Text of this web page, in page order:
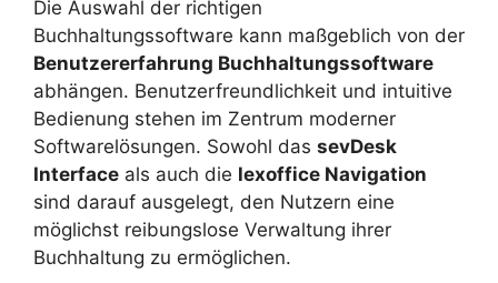
Die Auswahl der richtigen
Buchhaltungssoftware kann maßgeblich von der
Benutzererfahrung Buchhaltungssoftware
abhängen. Benutzerfreundlichkeit und intuitive
Bedienung stehen im Zentrum moderner
Softwarelösungen. Sowohl das sevDesk
Interface als auch die lexoffice Navigation
sind darauf ausgelegt, den Nutzern eine
möglichst reibungslose Verwaltung ihrer
Buchhaltung zu ermöglichen.